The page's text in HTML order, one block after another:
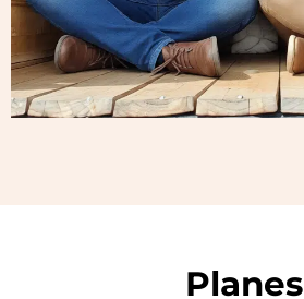
Planes